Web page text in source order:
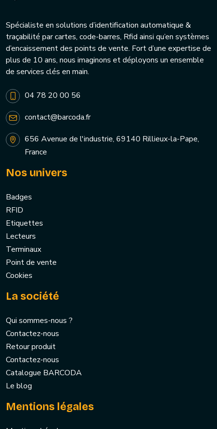
Spécialiste en solutions d’identification automatique &
traçabilité par cartes, code-barres, Rfid ainsi qu’en systèmes
d’encaissement des points de vente. Fort d’une expertise de
plus de 10 ans, nous imaginons et déployons un ensemble
de services clés en main.
04 78 20 00 56
contact@barcoda.fr
656 Avenue de l'industrie, 69140 Rillieux-la-Pape,
France
Nos univers
Badges
RFID
Etiquettes
Lecteurs
Terminaux
Point de vente
Cookies
La société
Qui sommes-nous ?
Contactez-nous
Retour produit
Contactez-nous
Catalogue BARCODA
Le blog
Mentions légales